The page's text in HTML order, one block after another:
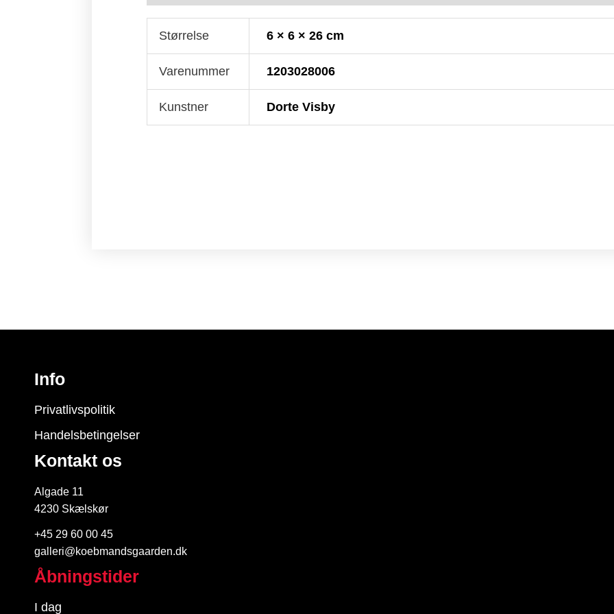
Størrelse 6 × 6 × 26 cm
Varenummer 1203028006
Kunstner Dorte Visby
Info
Privatlivspolitik
Handelsbetingelser
Kontakt os
Algade 11
4230 Skælskør
+45 29 60 00 45
galleri@koebmandsgaarden.dk
Åbningstider
I dag